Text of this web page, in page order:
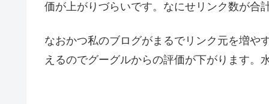
価が上がりづらいです。なにせリンク数が合
なおかつ私のブログがまるでリンク元を増や
えるのでグーグルからの評価が下がります。